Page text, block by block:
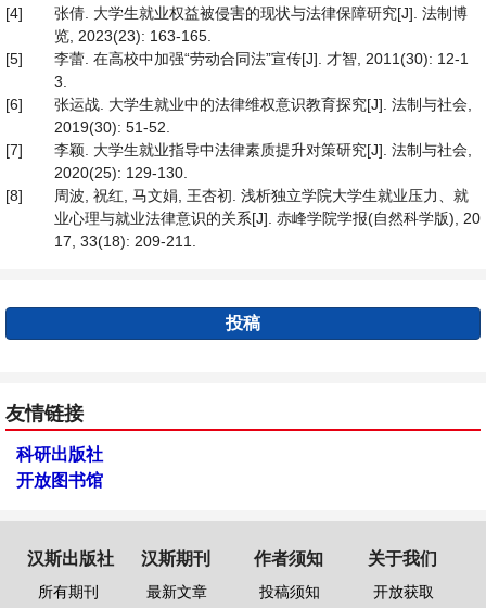
[4]
张倩. 大学生就业权益被侵害的现状与法律保障研究[J]. 法制博
览, 2023(23): 163-165.
[5]
李蕾. 在高校中加强“劳动合同法”宣传[J]. 才智, 2011(30): 12-1
3.
[6]
张运战. 大学生就业中的法律维权意识教育探究[J]. 法制与社会,
2019(30): 51-52.
[7]
李颖. 大学生就业指导中法律素质提升对策研究[J]. 法制与社会,
2020(25): 129-130.
[8]
周波, 祝红, 马文娟, 王杏初. 浅析独立学院大学生就业压力、就
业心理与就业法律意识的关系[J]. 赤峰学院学报(自然科学版), 20
17, 33(18): 209-211.
投稿
友情链接
科研出版社
开放图书馆
汉斯出版社
所有期刊
汉斯期刊
最新文章
作者须知
投稿须知
关于我们
开放获取